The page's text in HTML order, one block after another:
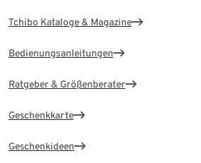
Tchibo Kataloge & Magazine
Bedienungsanleitungen
Ratgeber & Größenberater
Geschenkkarte
Geschenkideen